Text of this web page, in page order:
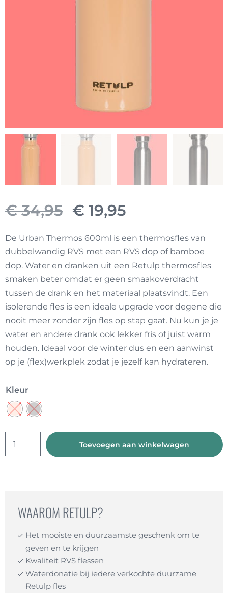
€34,95 Oorspronkelijke
prijs
was:
€ 34,95.
€ 19,95
prijs
is:
€ 19,95.
De Urban Thermos 600ml is een thermosfles van
dubbelwandig RVS met een RVS dop of bamboe
dop. Water en dranken uit een Retulp thermosfles
smaken beter omdat er geen smaakoverdracht
tussen de drank en het materiaal plaatsvindt. Een
isolerende fles is een ideale upgrade voor degene die
nooit meer zonder zijn fles op stap gaat. Nu kun je je
water en andere drank ook lekker fris of juist warm
houden. Ideaal voor de winter dus en een aanwinst
op je (flex)werkplek zodat je jezelf kan hydrateren.
Kleur
Urban
Thermosfles
Toevoegen aan winkelwagen
WAAROM RETULP?
Het mooiste en duurzaamste geschenk om te
geven en te krijgen
Kwaliteit RVS flessen
Waterdonatie bij iedere verkochte duurzame
Retulp fles